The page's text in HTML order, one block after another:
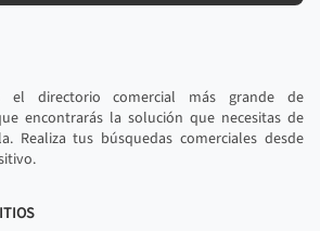
el directorio comercial más grande de
encontrarás la solución que necesitas de
Realiza tus búsquedas comerciales desde